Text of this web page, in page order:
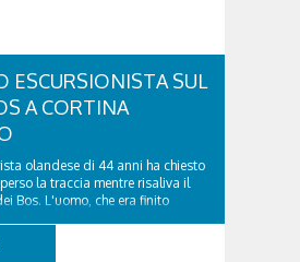
ESCURSIONISTA SUL
A CORTINA
olandese di 44 anni ha chiesto
la traccia mentre risaliva il
Bos. L'uomo, che era finito
era...